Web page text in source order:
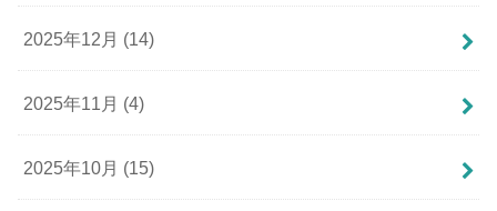
2025年12月 (14)
2025年11月 (4)
2025年10月 (15)